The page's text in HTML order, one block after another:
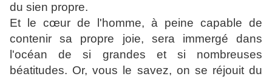
du sien propre.
Et le cœur de l'homme, à peine capable de
contenir sa propre joie, sera immergé dans
l'océan de si grandes et si nombreuses
béatitudes. Or, vous le savez, on se réjouit du